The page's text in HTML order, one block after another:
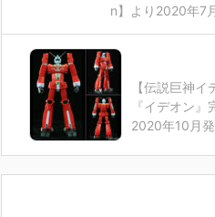
n】より2020年7
【伝説巨神
『イデオン』
2020年10月